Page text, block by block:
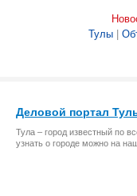
Тулы
Деловой портал
Тула – город известный по
узнать о городе можно на